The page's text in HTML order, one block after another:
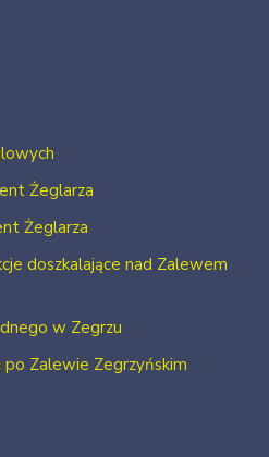
Żeglarza
Żeglarza
doszkalające nad Zalewem
w Zegrzu
po Zalewie Zegrzyńskim